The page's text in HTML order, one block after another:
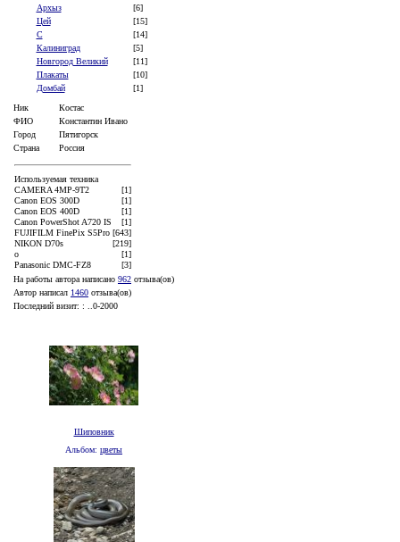
Архыз
[6]
Цей
[15]
C
[14]
Калиниград
[5]
Новгород Великий
[11]
Плакаты
[10]
Домбай
[1]
Ник
Костас
ФИО
Константин Ивано
Город
Пятигорск
Страна
Россия
Используемая техника
CAMERA 4MP-9T2
[1]
Canon EOS 300D
[1]
Canon EOS 400D
[1]
Canon PowerShot A720 IS
[1]
FUJIFILM FinePix S5Pro [643]
NIKON D70s
[219]
o
[1]
Panasonic DMC-FZ8
[3]
На работы автора написано 962 отзывa(ов)
Автор написал 1460 отзывa(ов)
Последний визит: : ..0-2000
Шиповник
Альбом: цветы